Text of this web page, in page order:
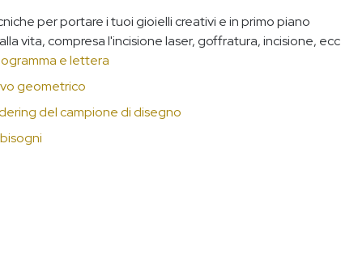
per portare i tuoi gioielli creativi e in primo piano
vita, compresa l'incisione laser, goffratura, incisione, ecc
e lettera
geometrico
del campione di disegno